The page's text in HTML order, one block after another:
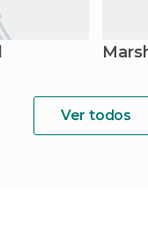
Ver todos